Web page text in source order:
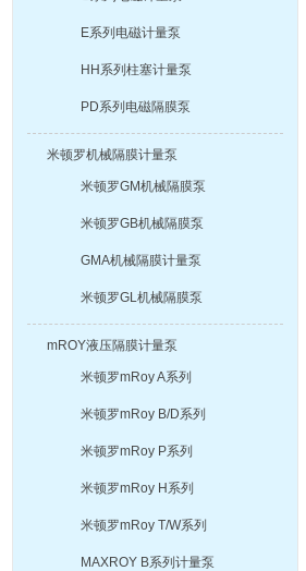
E系列电磁计量泵
HH系列柱塞计量泵
PD系列电磁隔膜泵
米顿罗机械隔膜计量泵
米顿罗GM机械隔膜泵
米顿罗GB机械隔膜泵
GMA机械隔膜计量泵
米顿罗GL机械隔膜泵
mROY液压隔膜计量泵
米顿罗mRoy A系列
米顿罗mRoy B/D系列
米顿罗mRoy P系列
米顿罗mRoy H系列
米顿罗mRoy T/W系列
MAXROY B系列计量泵